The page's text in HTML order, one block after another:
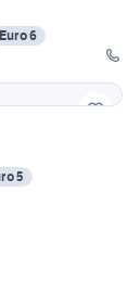
Euro 6
5